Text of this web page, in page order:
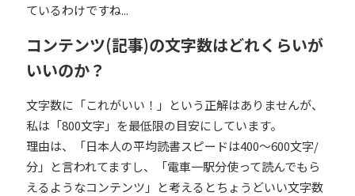
ているわけですね...
コンテンツ(記事)の文字数はどれくらいが
いいのか？
文字数に「これがいい！」という正解はありませんが、
私は「800文字」を最低限の目安にしています。
理由は、「日本人の平均読書スピードは400～600文字/
分」と言われてますし、「電車一駅分使って読んでもら
えるようなコンテンツ」と考えるとちょうどいい文字数